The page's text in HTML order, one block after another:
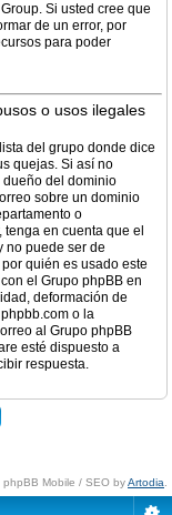
Si usted cree que
de un error, por
para poder
o usos ilegales
del grupo donde dice
quejas. Si así no
dueño del dominio
sobre un dominio
o
en cuenta que el
no puede ser de
quién es usado este
el Grupo phpBB en
deformación de
o la
al Grupo phpBB
esté dispuesto a
respuesta.
phpBB Mobile / SEO byArtodia